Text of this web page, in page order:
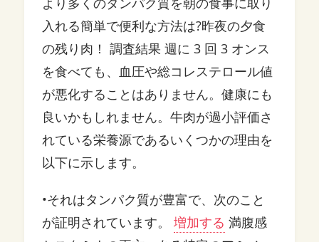
入れる簡単で便利な方法は?昨夜の夕食
の残り肉！ 調査結果 週に 3 回 3 オンス
を食べても、血圧や総コレステロール値
が悪化することはありません。健康にも
良いかもしれません。牛肉が過小評価さ
れている栄養源であるいくつかの理由を
以下に示します。
•それはタンパク質が豊富で、次のこと
が証明されています。 増加する 満腹感